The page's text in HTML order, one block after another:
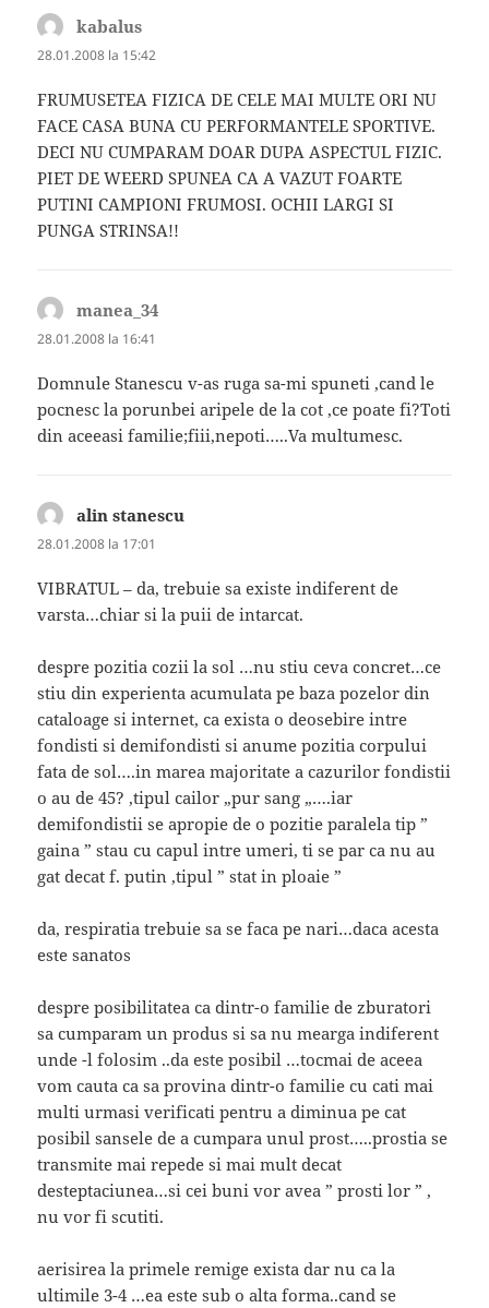
kabalus
28.01.2008 la 15:42
FRUMUSETEA FIZICA DE CELE MAI MULTE ORI NU
FACE CASA BUNA CU PERFORMANTELE SPORTIVE.
DECI NU CUMPARAM DOAR DUPA ASPECTUL FIZIC.
PIET DE WEERD SPUNEA CA A VAZUT FOARTE
PUTINI CAMPIONI FRUMOSI. OCHII LARGI SI
PUNGA STRINSA!!
manea_34
28.01.2008 la 16:41
Domnule Stanescu v-as ruga sa-mi spuneti ,cand le
pocnesc la porunbei aripele de la cot ,ce poate fi?Toti
din aceeasi familie;fiii,nepoti…..Va multumesc.
alin stanescu
28.01.2008 la 17:01
VIBRATUL – da, trebuie sa existe indiferent de
varsta…chiar si la puii de intarcat.
despre pozitia cozii la sol …nu stiu ceva concret…ce
stiu din experienta acumulata pe baza pozelor din
cataloage si internet, ca exista o deosebire intre
fondisti si demifondisti si anume pozitia corpului
fata de sol….in marea majoritate a cazurilor fondistii
o au de 45? ,tipul cailor „pur sang „….iar
demifondistii se apropie de o pozitie paralela tip ”
gaina ” stau cu capul intre umeri, ti se par ca nu au
gat decat f. putin ,tipul ” stat in ploaie ”
da, respiratia trebuie sa se faca pe nari…daca acesta
este sanatos
despre posibilitatea ca dintr-o familie de zburatori
sa cumparam un produs si sa nu mearga indiferent
unde -l folosim ..da este posibil …tocmai de aceea
vom cauta ca sa provina dintr-o familie cu cati mai
multi urmasi verificati pentru a diminua pe cat
posibil sansele de a cumpara unul prost…..prostia se
transmite mai repede si mai mult decat
desteptaciunea…si cei buni vor avea ” prosti lor ” ,
nu vor fi scutiti.
aerisirea la primele remige exista dar nu ca la
ultimile 3-4 …ea este sub o alta forma..cand se